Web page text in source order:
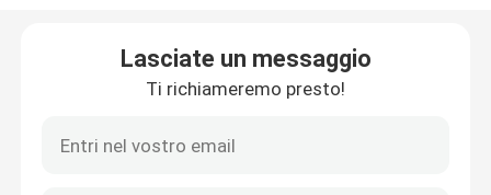
Governo di sicurezza biologico
Lasciate un messaggio
Ti richiameremo presto!